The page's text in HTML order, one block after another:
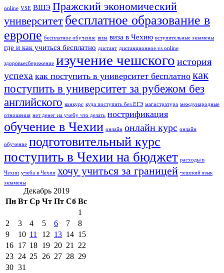
online VSE ВШЭ Пражский экономический
университет бесплатное образование в
европе бесплатное обучение виза виза в Чехию вступительные экзамены
где и как учиться бесплатно дистант дистанционное vs online
здоровьесбережение изучение чешского история
успеха как поступить в университет бесплатно как
поступить в университет за рубежом без
английского конкурс куда поступить без ЕГЭ магистратура международные
отношения нет денег на учебу что делать нострификация
обучение в Чехии онлайн онлайн курс онлайн
обучение подготовительный курс
поступить в Чехии на бюджет расходы в
Чехии учеба в Чехии хочу учиться за границей чешский язык
экзамены
Декабрь 2019
Пн Вт Ср Чт Пт Сб Вс
1
2
3 4 5 6 7
8
9
10 11 12 13 14 15
16 17 18 19 20 21
22
23 24 25 26 27 28 29
30 31